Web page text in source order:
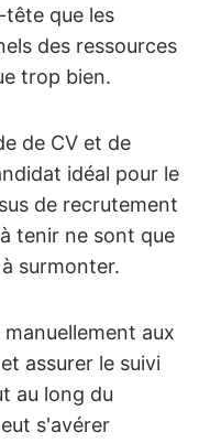
que les
des ressources
trop bien.
de CV et de
idéal pour le
de recrutement
tenir ne sont que
surmonter.
aux
assurer le suivi
au long du
s'avérer